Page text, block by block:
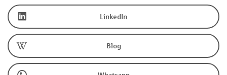
LinkedIn
Blog